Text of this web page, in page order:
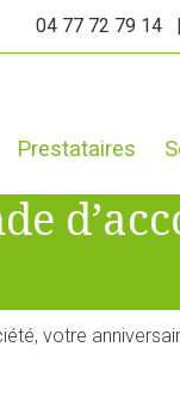
04 77 72 79 14
Prestataires
votre